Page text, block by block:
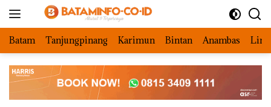
Batam Tanjungpinang Karimun Bintan Anambas